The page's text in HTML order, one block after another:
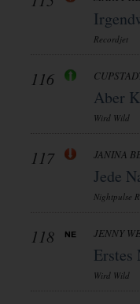
Recordjet
116
Aber
Wird Wild
117 JANINA
Jede
Nightpulse
118 JENNY
Erstes
Wird Wild